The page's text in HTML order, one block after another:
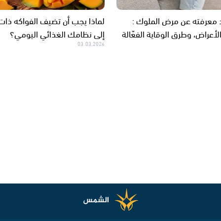
معرفته عن مرض الملوك :
وطرق الوقاية الفعّالة
لماذا يجب أن تضيف الفواكه
إلى نظامك الغذائي اليومي؟
03.03.2026